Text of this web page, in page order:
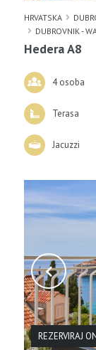
HRVATSKA
DUBROVNIK -
Hedera A8
4 osoba
Terasa
Jacuzzi
REZERVIRAJ